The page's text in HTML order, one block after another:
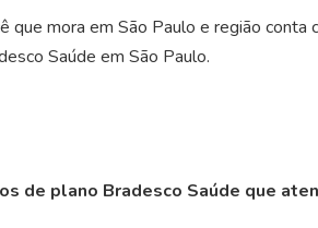
que mora em São Paulo e região
Saúde em São Paulo.
de plano Bradesco Saúde que